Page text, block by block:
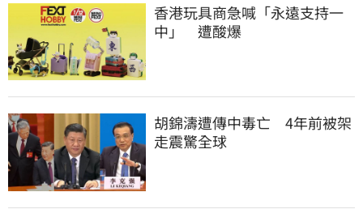
香港玩具商急喊「永遠支持一
中」　遭酸爆
胡錦濤遭傳中毒亡　4年前被架
走震驚全球